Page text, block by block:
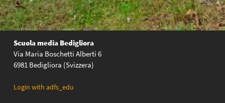
Scuola media Bedigliora
Via Maria Boschetti Alberti 6
6981 Bedigliora (Svizzera)
Login with adfs_edu